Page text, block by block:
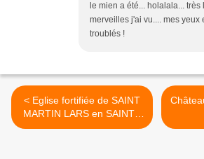
le mien a été... holalala...
merveilles j'ai vu.... mes yeux
troublés !
< Eglise fortifiée de SAINT
MARTIN LARS en SAINTE
HERMINE